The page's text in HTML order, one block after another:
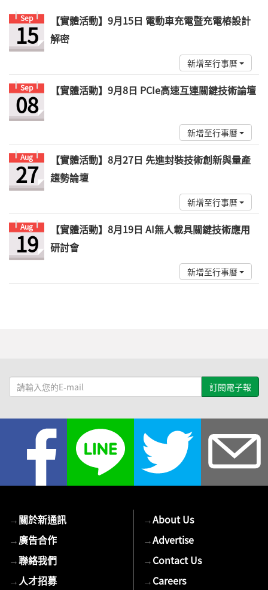
Sep
15
【實體活動】9月15日 電動車充電暨充電樁設計
解密
新增至行事曆
Sep
08 【實體活動】9月8日 PCIe高速互連關鍵技術論壇
新增至行事曆
Aug
27
【實體活動】8月27日 先進封裝技術創新與量產
趨勢論壇
新增至行事曆
Aug
19
【實體活動】8月19日 AI無人載具關鍵技術應用
研討會
新增至行事曆
請
輸
→關於新通訊
→廣告合作
→聯絡我們
→人才招募
→About Us
→Advertise
→Contact Us
→Careers